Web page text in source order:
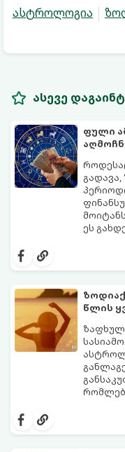
ასტროლოგია
ასევე
ფული
გადავა,
ეს
მკაცრ
რთული
ახალი
წლის